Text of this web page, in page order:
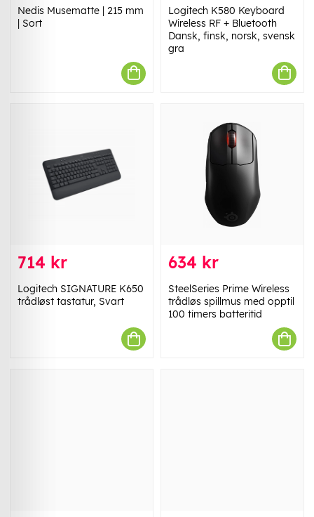
Nedis Musematte | 215 mm
| Sort
Logitech K580 Keyboard
Wireless RF + Bluetooth
Dansk, finsk, norsk, svensk
gra
714 kr
Logitech SIGNATURE K650
trådløst tastatur, Svart
634 kr
SteelSeries Prime Wireless
trådløs spillmus med opptil
100 timers batteritid